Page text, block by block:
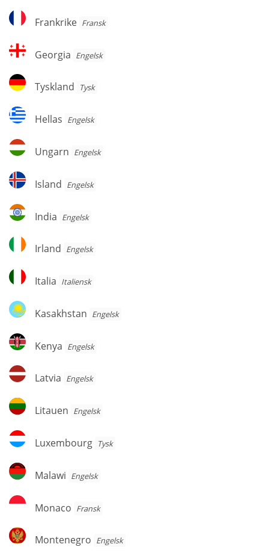
Frankrike
Frankrike Fransk
Georgia
Georgia Engelsk
Tyskland
Tyskland Tysk
Hellas
Hellas Engelsk
Ungarn
Ungarn Engelsk
Island
Island Engelsk
India
India Engelsk
Irland
Irland Engelsk
Italia
Italia Italiensk
Kasakhstan
Kasakhstan Engelsk
Kenya
Kenya Engelsk
Latvia
Latvia Engelsk
Litauen
Litauen Engelsk
Luxembourg
Luxembourg Tysk
Malawi
Malawi Engelsk
Monaco
Monaco Fransk
Montenegro
Montenegro Engelsk